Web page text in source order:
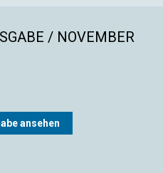
/ NOVEMBER
ansehen